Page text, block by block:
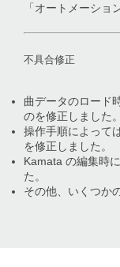
「オートメーショ
不具合修正
曲データのロード
のを修正しました。
操作手順によって
を修正しました。
Kamata の編集時
た。
その他、いくつか